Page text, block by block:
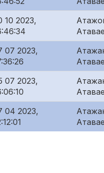
10 2023,
07 2023,
07 2023,
04 2023,